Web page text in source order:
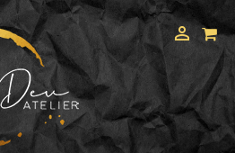
